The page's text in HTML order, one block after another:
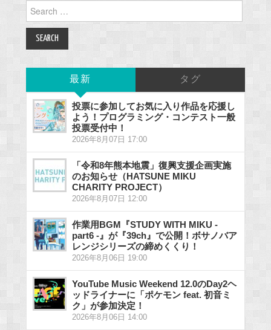
Search
for:
最新 タグ
投票に参加してお気に入り作品を応援し
よう！プログラミング・コンテスト一般
投票受付中！
2026年8月07日 17:00
「令和8年熊本地震」復興支援企画実施
のお知らせ（HATSUNE MIKU
CHARITY PROJECT）
2026年8月07日 12:00
作業用BGM『STUDY WITH MIKU -
part6 -』が『39ch』で公開！ボサノバア
レンジシリーズの締めくくり！
2026年8月06日 19:00
YouTube Music Weekend 12.0のDay2ヘ
ッドライナーに「ポケモン feat. 初音ミ
ク」が参加決定！
2026年8月06日 14:00